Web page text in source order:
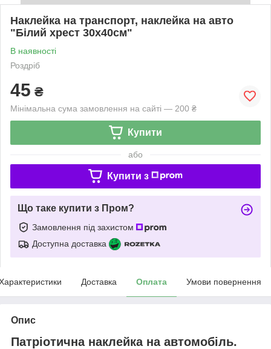
Наклейка на транспорт, наклейка на авто
"Білий хрест 30х40см"
В наявності
Роздріб
45 ₴
Мінімальна сума замовлення на сайті — 200 ₴
Купити
або
Купити з
Що таке купити з Пром?
Замовлення під захистом
Доступна доставка
Доставка Оплата Умови повернення
Опис
Патріотична наклейка на автомобіль.